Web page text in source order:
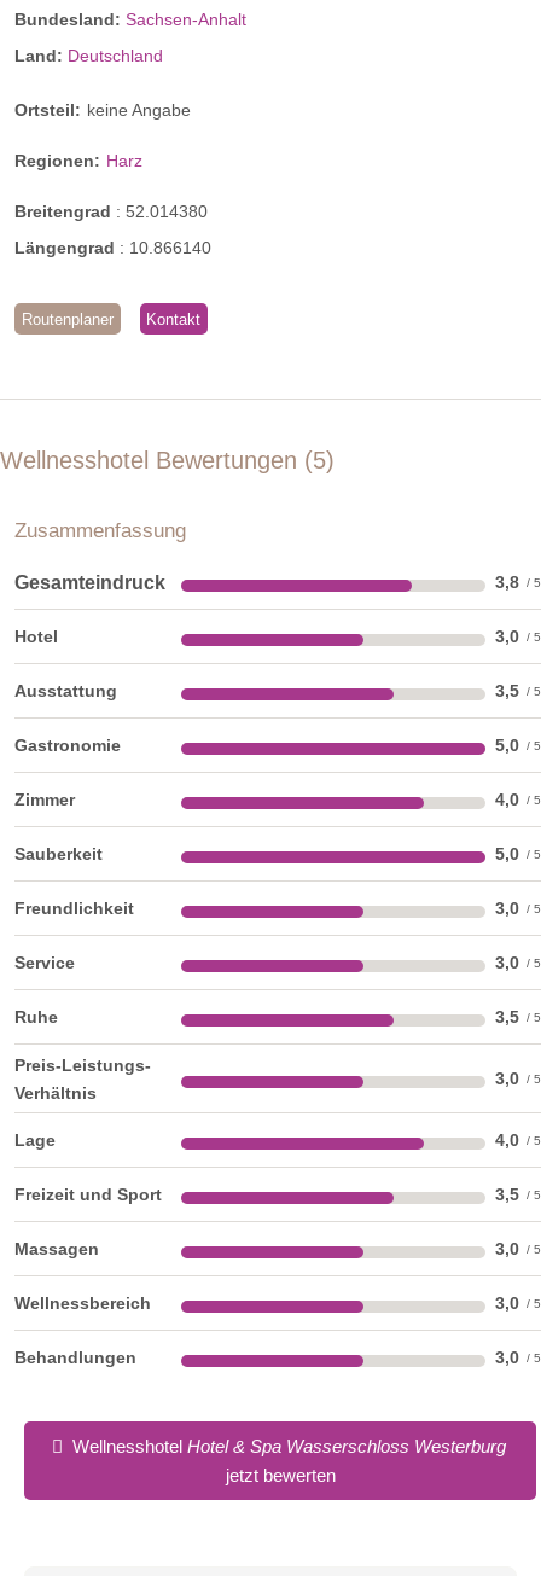
First Class
Grundriss und sind somit einzigartig in ihrer Einrichtung. Von
ihnen haben Sie einen wundervollen Ausblick auf den
First Class
Junior Suite
Bundesland: Sachsen-Anhalt
Land: Deutschland
Ortsteil: keine Angabe
Regionen: Harz
Breitengrad : 52.014380
Längengrad : 10.866140
Routenplaner Kontakt
Wellnesshotel Bewertungen 5
Zusammenfassung
Gesamteindruck 3,8
Hotel 3,0
Ausstattung 3,5
Gastronomie 5,0
Zimmer 4,0
Sauberkeit 5,0
Freundlichkeit 3,0
Service 3,0
Ruhe 3,5
Preis-Leistungs-
Verhältnis
3,0
Lage 4,0
Freizeit und Sport 3,5
Massagen 3,0
Wellnessbereich 3,0
Behandlungen 3,0
WellnesshotelHotel & Spa Wasserschloss Westerburg
jetzt bewerten